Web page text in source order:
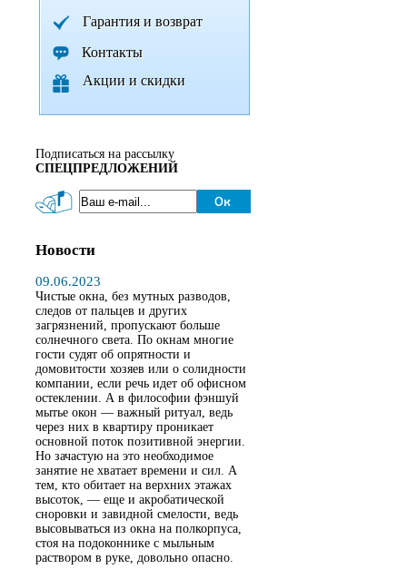
Гарантия и возврат
Контакты
Акции и скидки
Подписаться на рассылку
СПЕЦПРЕДЛОЖЕНИЙ
Новости
09.06.2023
Чистые окна, без мутных разводов,
следов от пальцев и других
загрязнений, пропускают больше
солнечного света. По окнам многие
гости судят об опрятности и
домовитости хозяев или о солидности
компании, если речь идет об офисном
остеклении. А в философии фэншуй
мытье окон — важный ритуал, ведь
через них в квартиру проникает
основной поток позитивной энергии.
Но зачастую на это необходимое
занятие не хватает времени и сил. А
тем, кто обитает на верхних этажах
высоток, — еще и акробатической
сноровки и завидной смелости, ведь
высовываться из окна на полкорпуса,
стоя на подоконнике с мыльным
раствором в руке, довольно опасно.